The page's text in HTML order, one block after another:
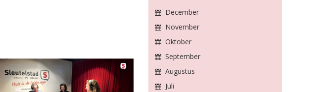
December
November
Oktober
September
Augustus
Juli